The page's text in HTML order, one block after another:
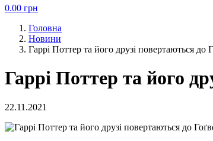
0.00 грн
Головна
Новини
Гаррі Поттер та його друзі повертаються до
Гаррі Поттер та його
22.11.2021